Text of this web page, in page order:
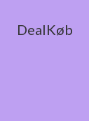
DealKøb